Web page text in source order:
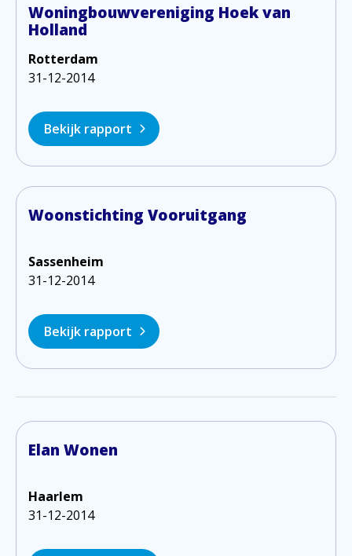
Woningbouwvereniging Hoek van
Holland
Rotterdam
31-12-2014
Bekijk rapport
Woonstichting Vooruitgang
Sassenheim
31-12-2014
Bekijk rapport
Elan Wonen
Haarlem
31-12-2014